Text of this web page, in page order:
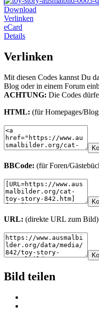
Download
Verlinken
eCard
Details
Verlinken
Mit diesen Codes kannst Du
Blog oder in einem Forum
ACHTUNG: Die Codes
HTML: (für Homepages/
BBCode: (für Foren/
URL: (direkte URL zum Bild)
Bild teilen